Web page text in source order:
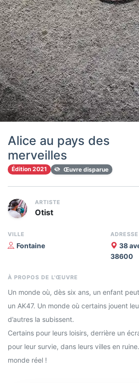
Alice au pays des
merveilles
Édition 2021 Œuvre disparue
ARTISTE
Otist
VILLE
Fontaine
ADRESSE
38
38600
À PROPOS DE L'ŒUVRE
Un monde où, dès six ans, un enfant
un AK47. Un monde où certains jouent
d’autres la subissent.
Certains pour leurs loisirs, derrière un
pour leur survie, dans leurs villes en
monde réel !